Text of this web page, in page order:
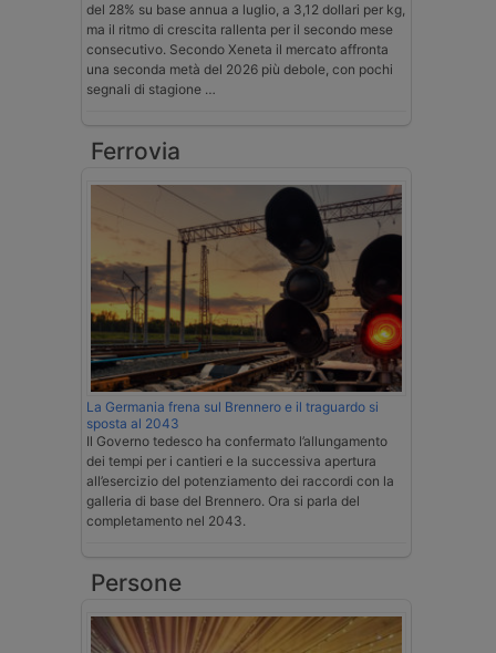
del 28% su base annua a luglio, a 3,12 dollari per kg,
ma il ritmo di crescita rallenta per il secondo mese
consecutivo. Secondo Xeneta il mercato affronta
una seconda metà del 2026 più debole, con pochi
segnali di stagione …
Ferrovia
La Germania frena sul Brennero e il traguardo si
sposta al 2043
Il Governo tedesco ha confermato l’allungamento
dei tempi per i cantieri e la successiva apertura
all’esercizio del potenziamento dei raccordi con la
galleria di base del Brennero. Ora si parla del
completamento nel 2043.
Persone